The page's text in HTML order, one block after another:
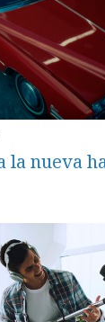
la nueva